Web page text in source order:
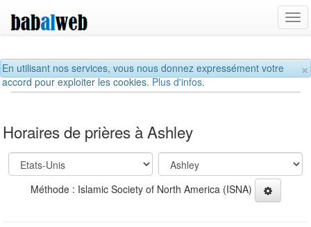
×
En utilisant nos services, vous nous donnez expressément votre
accord pour exploiter les cookies.Plus d'infos.
Horaires de prières à Ashley
Méthode : Islamic Society of North America (ISNA)